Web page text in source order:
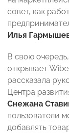
совет, как
Илья
В свою
открывает
рассказала
Центра
Снежана
пользователи
добавлять